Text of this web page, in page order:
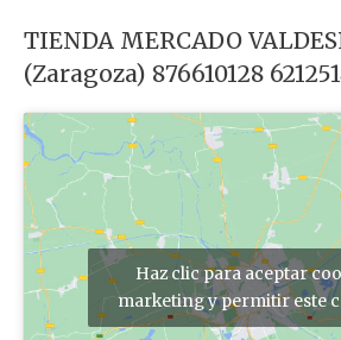
p
o
r
:
TIENDA MERCADO
(Zaragoza) 876610128
Haz clic para aceptar
marketing y permitir este